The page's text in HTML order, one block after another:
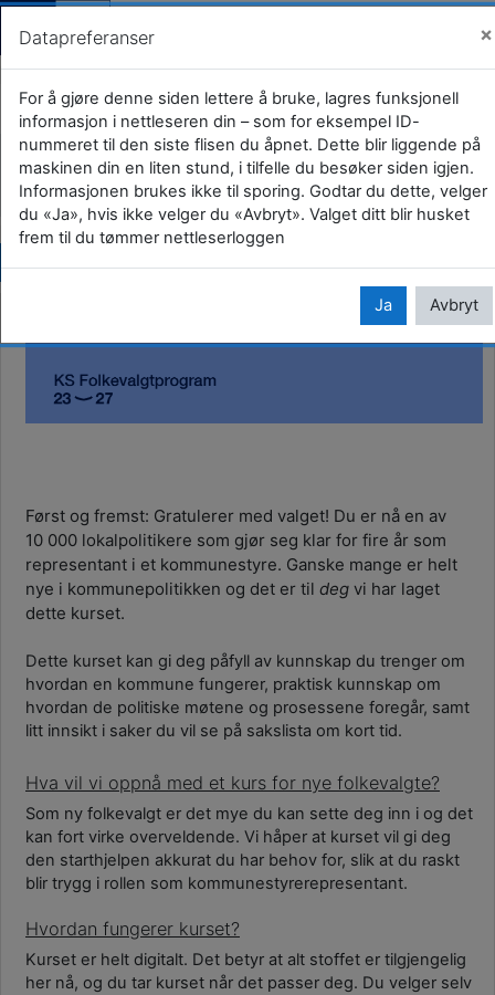
Gå til hovedinnhold
Logg
Ny i kommunestyret
Kurs KS
For deg som folkevalgt
Ny i kommunestyret
Først og fremst: Gratulerer med valget! Du er nå en av
10 000 lokalpolitikere som gjør seg klar for fire år som
representant i et kommunestyre. Ganske mange er helt
nye i kommunepolitikken og det er til degvi har laget
dette kurset.
Dette kurset kan gi deg påfyll av kunnskap du trenger om
hvordan en kommune fungerer, praktisk kunnskap om
hvordan de politiske møtene og prosessene foregår, samt
litt innsikt i saker du vil se på sakslista om kort tid.
Hva vil vi oppnå med et kurs for nye folkevalgte?
Som ny folkevalgt er det mye du kan sette deg inn i og det
kan fort virke overveldende. Vi håper at kurset vil gi deg
den starthjelpen akkurat du har behov for, slik at du raskt
blir trygg i rollen som kommunestyrerepresentant.
Hvordan fungerer kurset?
Kurset er helt digitalt. Det betyr at alt stoffet er tilgjengelig
her nå, og du tar kurset når det passer deg. Du velger selv
Datapreferanser ×
For å gjøre denne siden lettere å bruke, lagres funksjonell
informasjon i nettleseren din – som for eksempel ID-
nummeret til den siste flisen du åpnet. Dette blir liggende på
maskinen din en liten stund, i tilfelle du besøker siden igjen.
Informasjonen brukes ikke til sporing. Godtar du dette, velger
du «Ja», hvis ikke velger du «Avbryt». Valget ditt blir husket
frem til du tømmer nettleserloggen
Ja Avbryt